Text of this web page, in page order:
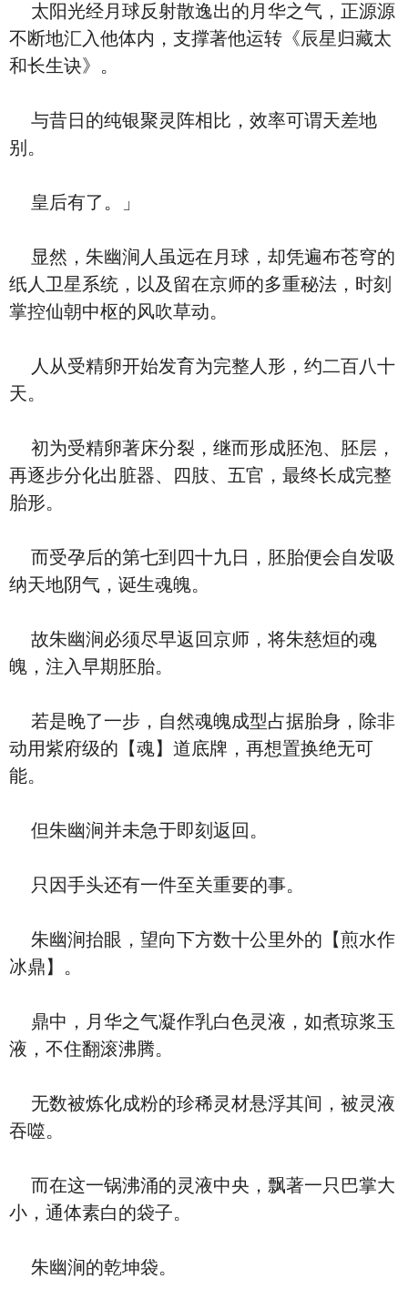
太阳光经月球反射散逸出的月华之气，正源源
不断地汇入他体内，支撑著他运转《辰星归藏太
和长生诀》。
与昔日的纯银聚灵阵相比，效率可谓天差地
别。
皇后有了。」
显然，朱幽涧人虽远在月球，却凭遍布苍穹的
纸人卫星系统，以及留在京师的多重秘法，时刻
掌控仙朝中枢的风吹草动。
人从受精卵开始发育为完整人形，约二百八十
天。
初为受精卵著床分裂，继而形成胚泡、胚层，
再逐步分化出脏器、四肢、五官，最终长成完整
胎形。
而受孕后的第七到四十九日，胚胎便会自发吸
纳天地阴气，诞生魂魄。
故朱幽涧必须尽早返回京师，将朱慈烜的魂
魄，注入早期胚胎。
若是晚了一步，自然魂魄成型占据胎身，除非
动用紫府级的【魂】道底牌，再想置换绝无可
能。
但朱幽涧并未急于即刻返回。
只因手头还有一件至关重要的事。
朱幽涧抬眼，望向下方数十公里外的【煎水作
冰鼎】。
鼎中，月华之气凝作乳白色灵液，如煮琼浆玉
液，不住翻滚沸腾。
无数被炼化成粉的珍稀灵材悬浮其间，被灵液
吞噬。
而在这一锅沸涌的灵液中央，飘著一只巴掌大
小，通体素白的袋子。
朱幽涧的乾坤袋。